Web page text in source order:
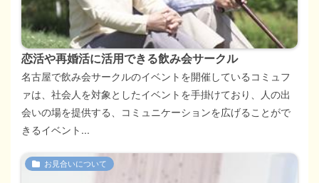
恋活や再婚活に活用できる飲み会サークル
名古屋で飲み会サークルのイベントを開催しているコミュフ
ァは、社会人を対象としたイベントを手掛けており、人の出
会いの場を提供する、コミュニケーションを広げることがで
きるイベント...
お見合いについて